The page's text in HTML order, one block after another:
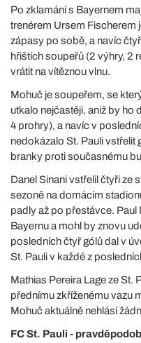
Po zklamání s Bayernem
trenérem Ursem Fischerem
zápasy po sobě, a navíc
hřištích soupeřů (2 výhry, 2
vrátit na vítěznou vlnu.
Mohuč je soupeřem, se
utkalo nejčastěji, aniž by ho
4 prohry), a navíc v
nedokázalo St. Pauli vstřelit
branky proti současnému
Danel Sinani vstřelil čtyři ze
sezoně na domácím
padly až po přestávce. Paul
Bayernu a mohl by znovu
posledních čtyř gólů dal v
St. Pauli v každé z
Mathias Pereira Lage ze St.
přednímu zkříženému vazu
Mohuč aktuálně nehlásí
FC St. Pauli -